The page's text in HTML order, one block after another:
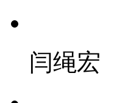
闫绳宏